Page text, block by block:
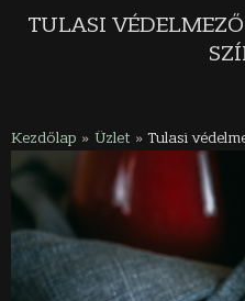
MenuTULASI
Kezdőlap » Üzlet »Tulasi